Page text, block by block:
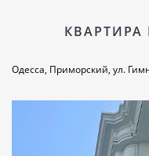
Одесса, Приморский, ул.